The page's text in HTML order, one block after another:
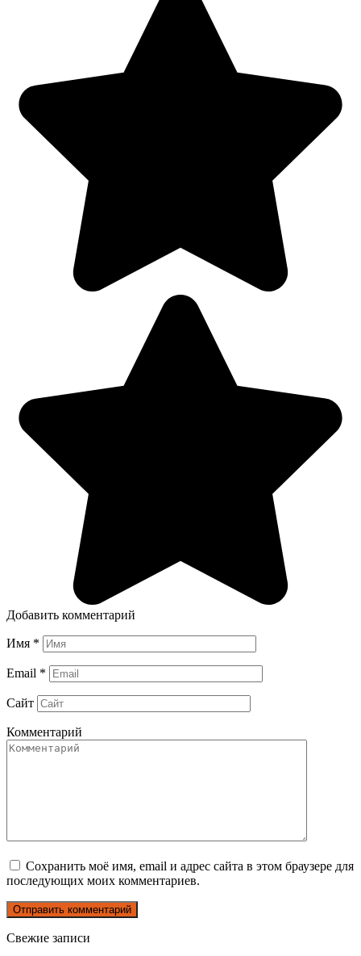
Добавить комментарий
Имя *
Email *
Сайт
Комментарий
Сохранить моё имя, email и адрес сайта в этом браузере для
последующих моих комментариев.
Свежие записи